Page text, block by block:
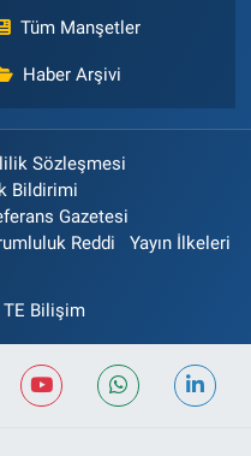
Tüm Manşetler
Haber Arşivi
Sözleşmesi
Bildirimi
Gazetesi
Reddi Yayın İlkeleri
TE Bilişim